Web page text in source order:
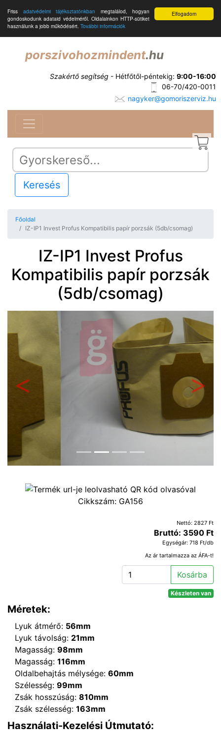
Elfogadom
Friss adatvédelmi tájékoztatónkban megtalálod, hogyan
gondoskodunk adataid védelméről. Oldalainkon HTTP-sütiket
használunk a jobb működésért. További információk
porszivohozmindent.hu
Szakértő segítség - Hétfőtől-péntekig: 9:00-16:00
06-70/420-0011
nagyker@gomoriszerviz.hu
Keresés
Főoldal
IZ-IP1 Invest Profus Kompatibilis papír porzsák (5db/csomag)
IZ-IP1 Invest Profus
Kompatibilis papír porzsák
(5db/csomag)
Előző
Cikkszám: GA156
Nettó: 2827 Ft
Bruttó: 3590 Ft
Egységár: 718 Ft/db
Az ár tartalmazza az ÁFA-t!
Kosárba
Készleten van
Méretek:
Lyuk átmérő: 56mm
Lyuk távolság: 21mm
Magasság: 98mm
Magasság: 116mm
Oldalbehajtás mélysége: 60mm
Szélesség: 99mm
Zsák hosszúság: 810mm
Zsák szélesség: 163mm
Használati-Kezelési Útmutató: